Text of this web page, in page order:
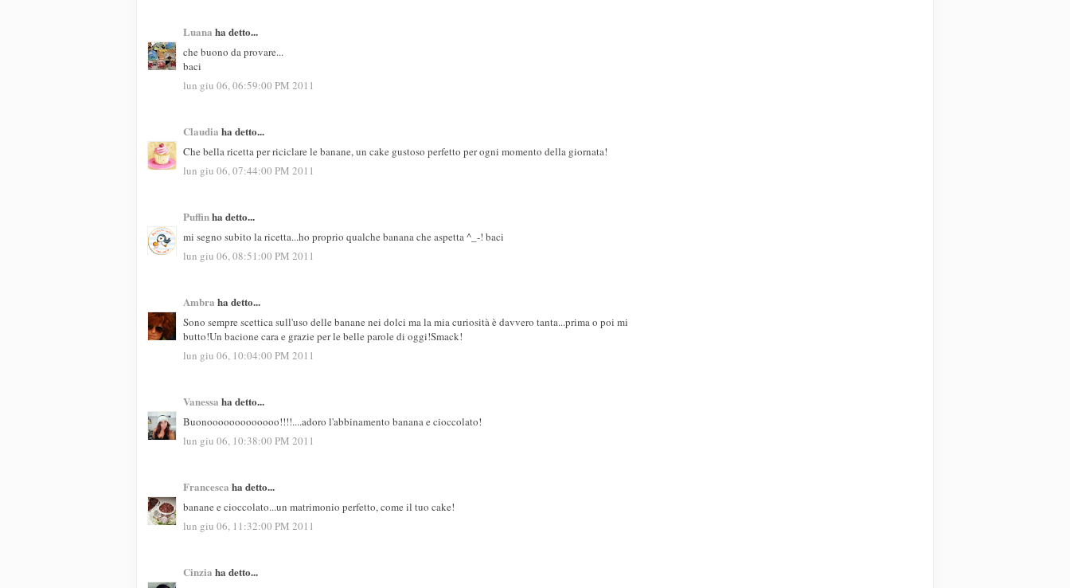
Luana ha detto...
che buono da provare...
baci
lun giu 06, 06:59:00 PM 2011
Claudia ha detto...
Che bella ricetta per riciclare le banane, un cake gustoso perfetto per ogni momento della giornata!
lun giu 06, 07:44:00 PM 2011
Puffinha detto...
mi segno subito la ricetta...ho proprio qualche banana che aspetta ^_-! baci
lun giu 06, 08:51:00 PM 2011
Ambra ha detto...
Sono sempre scettica sull'uso delle banane nei dolci ma la mia curiosità è davvero tanta...prima o poi mi
butto!Un bacione cara e grazie per le belle parole di oggi!Smack!
lun giu 06, 10:04:00 PM 2011
Vanessa ha detto...
Buonooooooooooooo!!!!....adoro l'abbinamento banana e cioccolato!
lun giu 06, 10:38:00 PM 2011
Francesca ha detto...
banane e cioccolato...un matrimonio perfetto, come il tuo cake!
lun giu 06, 11:32:00 PM 2011
Cinzia ha detto...